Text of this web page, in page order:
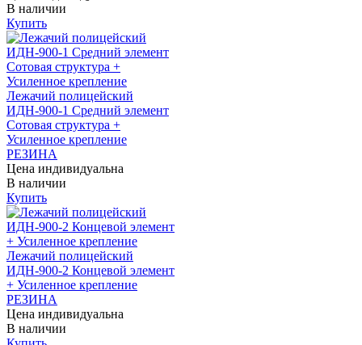
В наличии
Купить
Лежачий полицейский
ИДН-900-1 Средний элемент
Сотовая структура +
Усиленное крепление
РЕЗИНА
Цена индивидуальна
В наличии
Купить
Лежачий полицейский
ИДН-900-2 Концевой элемент
+ Усиленное крепление
РЕЗИНА
Цена индивидуальна
В наличии